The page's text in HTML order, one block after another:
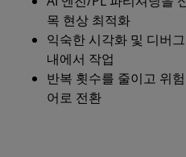
목 현상 최적화
익숙한 시각화 및 디버
내에서 작업
반복 횟수를 줄이고 위
어로 전환